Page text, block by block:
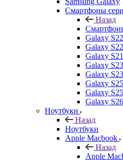
Смартфоны
Назад
Galaxy S22
Galaxy
Galaxy
Galaxy S23
Galaxy
Galaxy S25
Galaxy
Galaxy S26
Ноутбуки
Назад
Ноутбуки
Apple Macbook
Назад
Apple